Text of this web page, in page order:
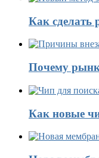
Как сделать
Почему
Как новые